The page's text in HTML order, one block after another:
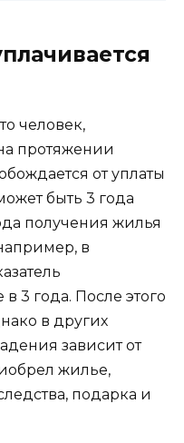
человек,
протяжении
от уплаты
быть 3 года
получения жилья
в
3 года. После этого
в других
зависит от
жилье,
подарка и